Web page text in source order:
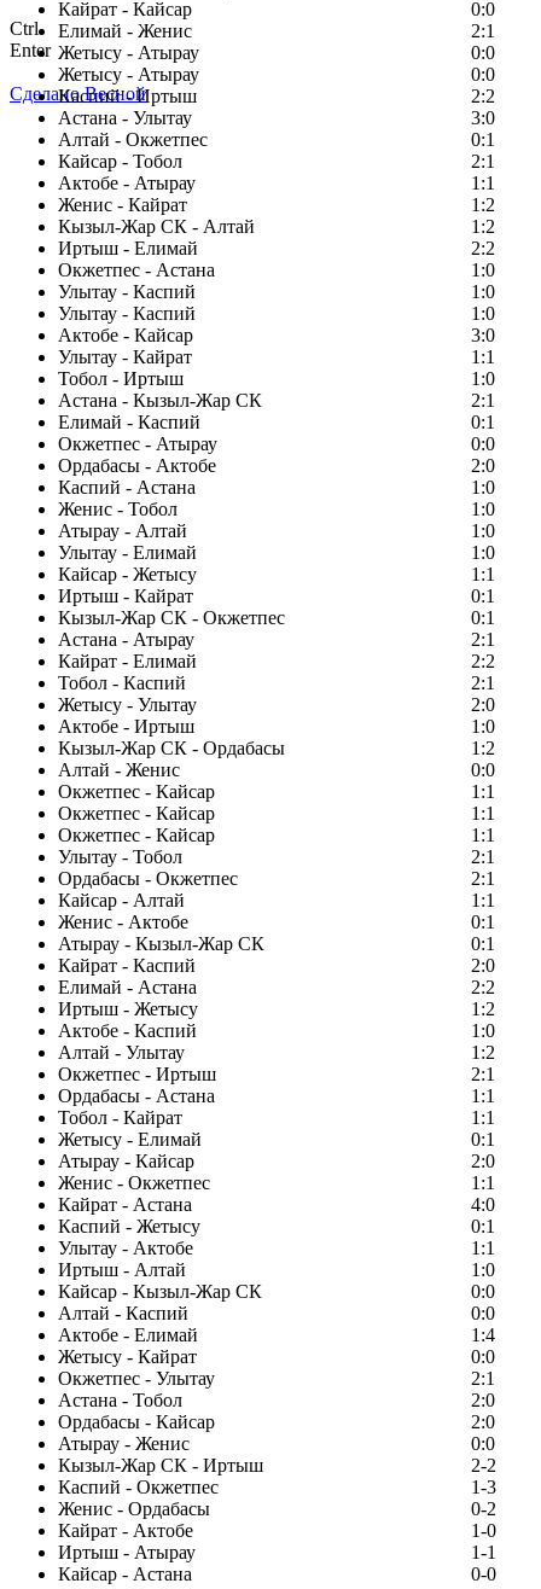
Кайрат - Кайсар
0:0
Елимай - Женис
2:1
Жетысу - Атырау
0:0
Жетысу - Атырау
0:0
Каспий - Иртыш
2:2
Астана - Улытау
3:0
Алтай - Окжетпес
0:1
Кайсар - Тобол
2:1
Актобе - Атырау
1:1
Женис - Кайрат
1:2
Кызыл-Жар СК - Алтай
1:2
Иртыш - Елимай
2:2
Окжетпес - Астана
1:0
Улытау - Каспий
1:0
Улытау - Каспий
1:0
Актобе - Кайсар
3:0
Улытау - Кайрат
1:1
Тобол - Иртыш
1:0
Астана - Кызыл-Жар СК
2:1
Елимай - Каспий
0:1
Окжетпес - Атырау
0:0
Ордабасы - Актобе
2:0
Каспий - Астана
1:0
Женис - Тобол
1:0
Атырау - Алтай
1:0
Улытау - Елимай
1:0
Кайсар - Жетысу
1:1
Иртыш - Кайрат
0:1
Кызыл-Жар СК - Окжетпес
0:1
Астана - Атырау
2:1
Кайрат - Елимай
2:2
Тобол - Каспий
2:1
Жетысу - Улытау
2:0
Актобе - Иртыш
1:0
Кызыл-Жар СК - Ордабасы
1:2
Алтай - Женис
0:0
Окжетпес - Кайсар
1:1
Окжетпес - Кайсар
1:1
Окжетпес - Кайсар
1:1
Улытау - Тобол
2:1
Ордабасы - Окжетпес
2:1
Кайсар - Алтай
1:1
Женис - Актобе
0:1
Атырау - Кызыл-Жар СК
0:1
Кайрат - Каспий
2:0
Елимай - Астана
2:2
Иртыш - Жетысу
1:2
Актобе - Каспий
1:0
Алтай - Улытау
1:2
Окжетпес - Иртыш
2:1
Ордабасы - Астана
1:1
Тобол - Кайрат
1:1
Жетысу - Елимай
0:1
Атырау - Кайсар
2:0
Женис - Окжетпес
1:1
Кайрат - Астана
4:0
Каспий - Жетысу
0:1
Улытау - Актобе
1:1
Иртыш - Алтай
1:0
Кайсар - Кызыл-Жар СК
0:0
Алтай - Каспий
0:0
Актобе - Елимай
1:4
Жетысу - Кайрат
0:0
Окжетпес - Улытау
2:1
Астана - Тобол
2:0
Ордабасы - Кайсар
2:0
Атырау - Женис
0:0
Кызыл-Жар СК - Иртыш
2-2
Каспий - Окжетпес
1-3
Женис - Ордабасы
0-2
Кайрат - Актобе
1-0
Иртыш - Атырау
1-1
Кайсар - Астана
0-0
Ctrl
Enter
Сделано Весной